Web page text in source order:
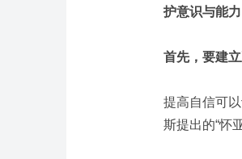
护意识与能
首先，要建
提高自信可
斯提出的“怀